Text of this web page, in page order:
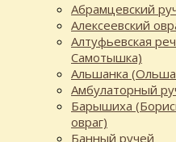
Абрамцевский
Алексеевский
Алтуфьевская
Самотышка)
Альшанка
Амбулаторный
Барышиха
овраг)
Банный ручей